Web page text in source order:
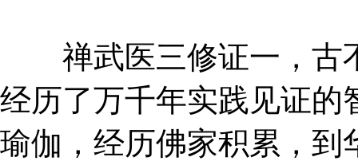
禅武医三修证一，古
经历了万千年实践见证的
瑜伽，经历佛家积累，到